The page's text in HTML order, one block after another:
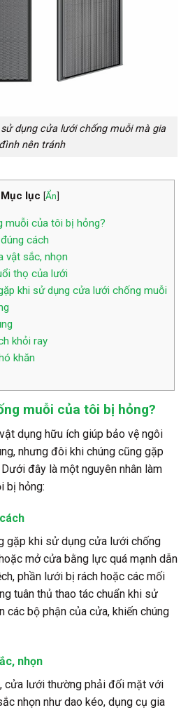
dụng cửa lưới chống muỗi mà gia
đình nên tránh
Mục lục [Ẩn]
muỗi của tôi bị hỏng?
cách
vật sắc, nhọn
thọ của lưới
khi sử dụng cửa lưới chống muỗi
khỏi ray
khăn
muỗi của tôi bị hỏng?
dụng hữu ích giúp bảo vệ ngôi
nhưng đôi khi chúng cũng gặp
đây là một nguyên nhân làm
bị hỏng:
gặp khi sử dụng cửa lưới chống
mở cửa bằng lực quá mạnh dẫn
phần lưới bị rách hoặc các mối
tuân thủ thao tác chuẩn khi sử
các bộ phận của cửa, khiến chúng
nhọn
cửa lưới thường phải đối mặt với
nhọn như dao kéo, dụng cụ gia